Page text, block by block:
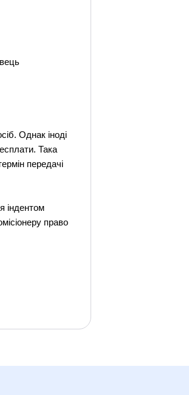
Однак іноді
Така
передачі
індентом
право